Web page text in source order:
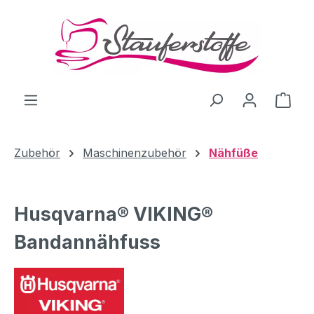
Zum Hauptinhalt springen
Zubehör Maschinenzubehör Nähfüße
Husqvarna® VIKING®
Bandannähfuss